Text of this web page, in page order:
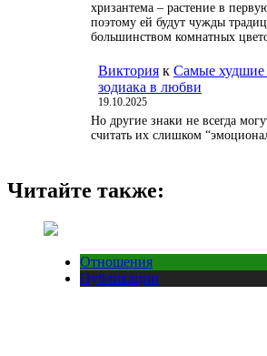
хризантема – растение в
поэтому ей будут чужды
большинством комнатных
Виктория к Самые худшие
зодиака в любви
19.10.2025
Но другие знаки не всегда
считать их слишком
Читайте также:
Отношения
Публикации